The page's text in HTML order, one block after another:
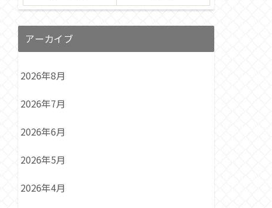
アーカイブ
2026年8月
2026年7月
2026年6月
2026年5月
2026年4月